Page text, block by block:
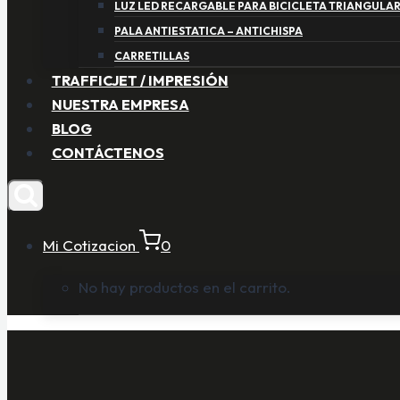
LUZ LED RECARGABLE PARA BICICLETA TRIANGULAR
PALA ANTIESTATICA – ANTICHISPA
CARRETILLAS
TRAFFICJET / IMPRESIÓN
NUESTRA EMPRESA
BLOG
CONTÁCTENOS
Mi Cotizacion 0
No hay productos en el carrito.